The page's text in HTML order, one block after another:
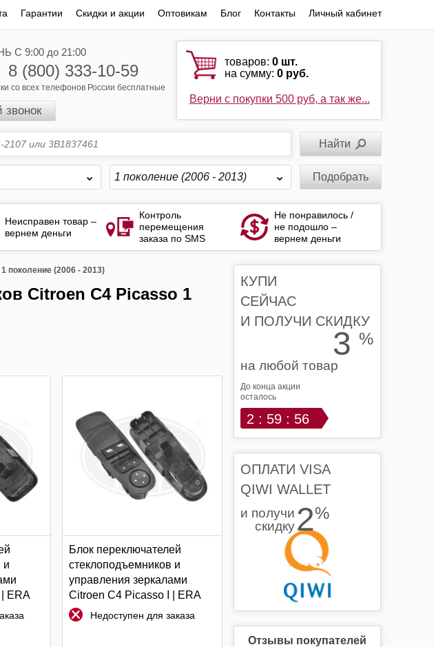
Гарантии Скидки и акции Оптовикам Блог Контакты Личный кабинет
9:00 до 21:00
8 (800) 333-10-59
со всех телефонов России бесплатные
звонок
товаров:0 шт.
на сумму:0 руб.
Верни с покупки 500 руб, а так же...
1 поколение (2006 - 2013) Подобрать
Неисправен товар –
вернем деньги
Контроль
перемещения
заказа по SMS
Не понравилось /
не подошло –
вернем деньги
1 поколение (2006 - 2013)
и
ERA
Блок переключателей
стеклоподъемников и
управления зеркалами
Citroen C4 Picasso I | ERA
Недоступен для заказа
КУПИ
СЕЙЧАС
И ПОЛУЧИ СКИДКУ
3 %
на любой товар
До конца акции
осталось
2 : 59 : 55
ОПЛАТИ VISA
QIWI WALLET
и получи
скидку2%
Отзывы покупателей